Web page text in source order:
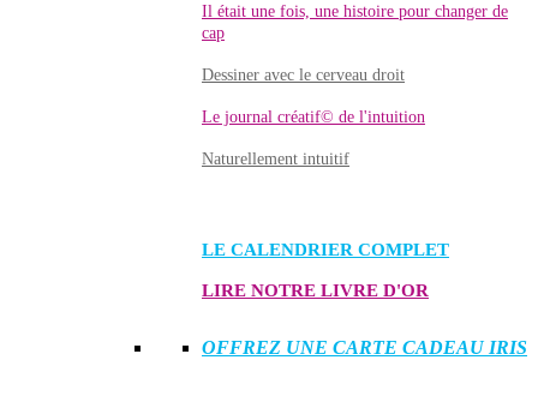
Il était une fois, une histoire pour changer de
cap
Dessiner avec le cerveau droit
Le journal créatif© de l'intuition
Naturellement intuitif
LE CALENDRIER COMPLET
LIRE NOTRE LIVRE D'OR
OFFREZ UNE CARTE CADEAU IRIS